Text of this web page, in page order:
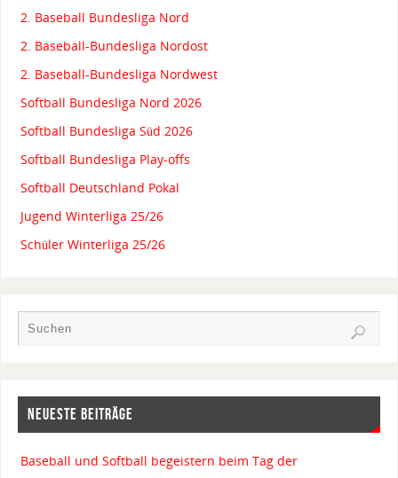
2. Baseball Bundesliga Nord
2. Baseball-Bundesliga Nordost
2. Baseball-Bundesliga Nordwest
Softball Bundesliga Nord 2026
Softball Bundesliga Süd 2026
Softball Bundesliga Play-offs
Softball Deutschland Pokal
Jugend Winterliga 25/26
Schüler Winterliga 25/26
NEUESTE BEITRÄGE
Baseball und Softball begeistern beim Tag der